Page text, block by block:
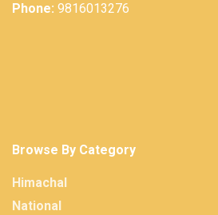
Phone: 9816013276
Browse By Category
Himachal
National